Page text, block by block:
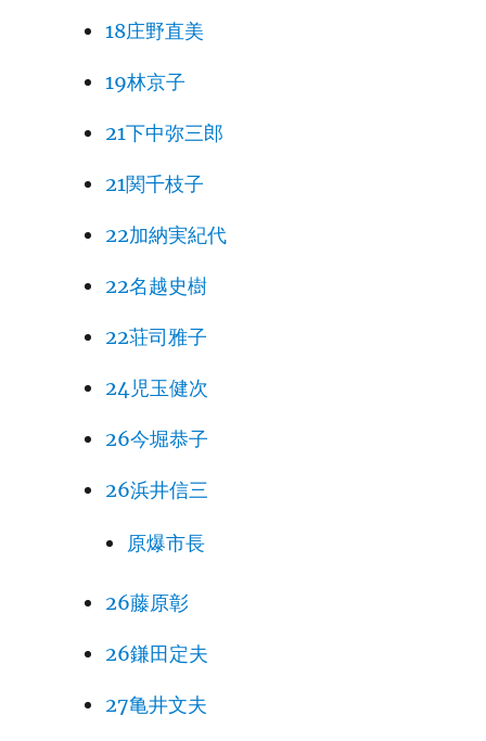
18庄野直美
19林京子
21下中弥三郎
21関千枝子
22加納実紀代
22名越史樹
22荘司雅子
24児玉健次
26今堀恭子
26浜井信三
原爆市長
26藤原彰
26鎌田定夫
27亀井文夫